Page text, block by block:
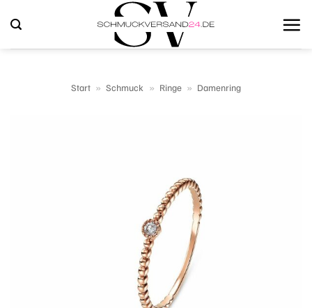
Inhalt
springen
Start » Schmuck » Ringe » Damenring